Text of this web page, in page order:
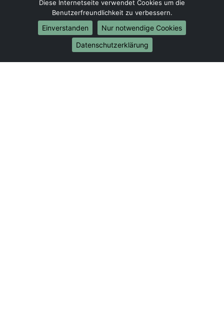
Umzug von Remscheid nach Münster
Internationale-Umzüge
Umzug von Remscheid nach Brasilien
Umzug von Remscheid nach Brunei Darussalam
Diese Internetseite verwendet Cookies um die
Benutzerfreundlichkeit zu verbessern.
Einverstanden
Nur notwendige Cookies
Datenschutzerklärung